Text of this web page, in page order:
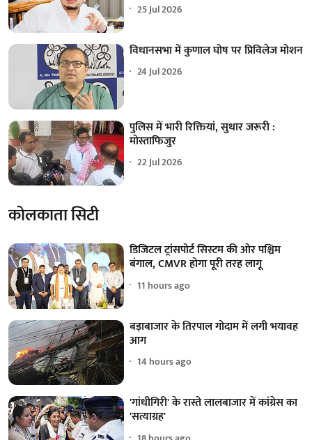
25 Jul 2026
विधानसभा में कुणाल घोष पर प्रिविलेज मोशन
24 Jul 2026
पुलिस में भारी रिक्तियां, सुधार जरूरी :
मोस्ताफिजुर
22 Jul 2026
कोलकाता सिटी
डिजिटल ट्रांसपोर्ट सिस्टम की ओर पश्चिम
बंगाल, CMVR होगा पूरी तरह लागू
11 hours ago
बड़ाबाजार के तिरपाल गोदाम में लगी भयावह
आग
14 hours ago
'गांधीगिरी' के रास्ते लालबाजार में कांग्रेस का
'सत्याग्रह'